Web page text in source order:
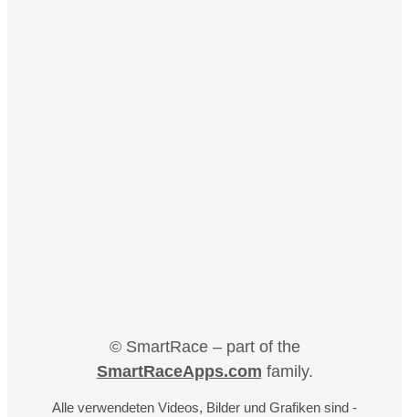
© SmartRace – part of the
SmartRaceApps.com family.
Alle verwendeten Videos, Bilder und Grafiken sind -